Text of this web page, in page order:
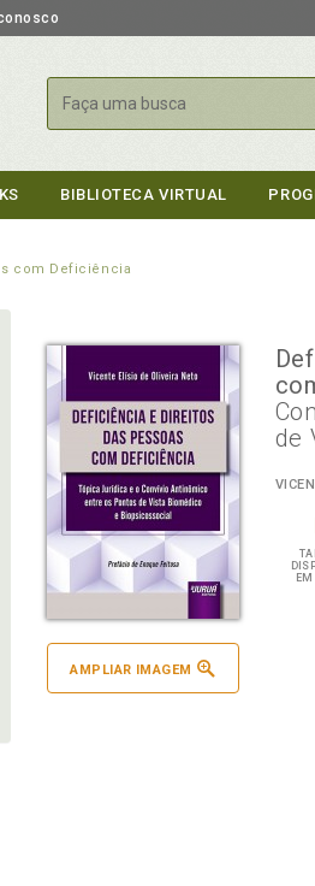
Buscar
BIBLIOTECA VIRTUAL
com Deficiência
AMPLIAR IMAGEM
de